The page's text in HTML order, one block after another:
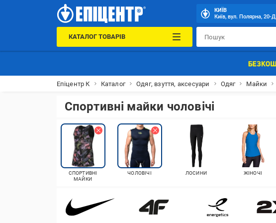
КИЇВ
Київ, вул. Полярна, 20-Д
КАТАЛОГ ТОВАРІВ
Епіцентр К Каталог Одяг, взуття, аксесуари Одяг Майки
Спортивні майки чоловічі
СПОРТИВНІ
МАЙКИ
ЧОЛОВІЧІ ЛОСИНИ ЖІНОЧІ